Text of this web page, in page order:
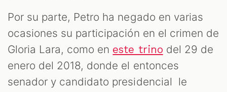
Por su parte, Petro ha negado en varias
ocasiones su participación en el crimen de
Gloria Lara, como en este trino del 29 de
enero del 2018, donde el entonces
senador y candidato presidencial le